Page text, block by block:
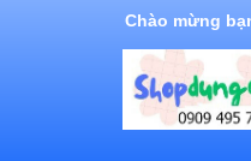
Rất nhiều ưu